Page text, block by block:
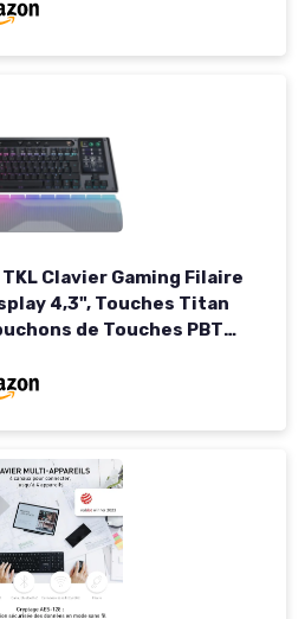
Clavier Gaming Filaire
4,3", Touches Titan
de Touches PBT